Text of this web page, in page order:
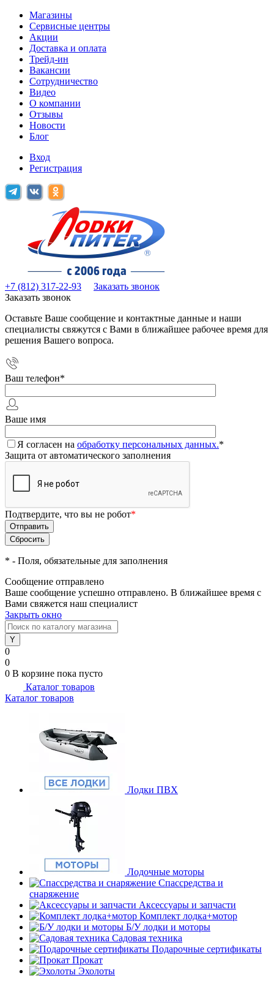
Магазины
Сервисные центры
Акции
Доставка и оплата
Трейд-ин
Вакансии
Сотрудничество
Видео
О компании
Отзывы
Новости
Блог
Вход
Регистрация
+7 (812) 317-22-93
Заказать звонок
Заказать звонок
Оставьте Ваше сообщение и контактные данные и наши
специалисты свяжутся с Вами в ближайшее рабочее время для
решения Вашего вопроса.
Ваш телефон*
Ваше имя
Я согласен на обработку персональных данных.*
Защита от автоматического заполнения
Подтвердите, что вы не робот*
* - Поля, обязательные для заполнения
Сообщение отправлено
Ваше сообщение успешно отправлено. В ближайшее время с
Вами свяжется наш специалист
Закрыть окно
0
0
0 В корзине пока пусто
Каталог товаров
Каталог товаров
Лодки ПВХ
Лодочные моторы
Спассредства и
снаряжение
Аксессуары и запчасти
Комплект лодка+мотор
Б/У лодки и моторы
Садовая техника
Подарочные сертификаты
Прокат
Эхолоты